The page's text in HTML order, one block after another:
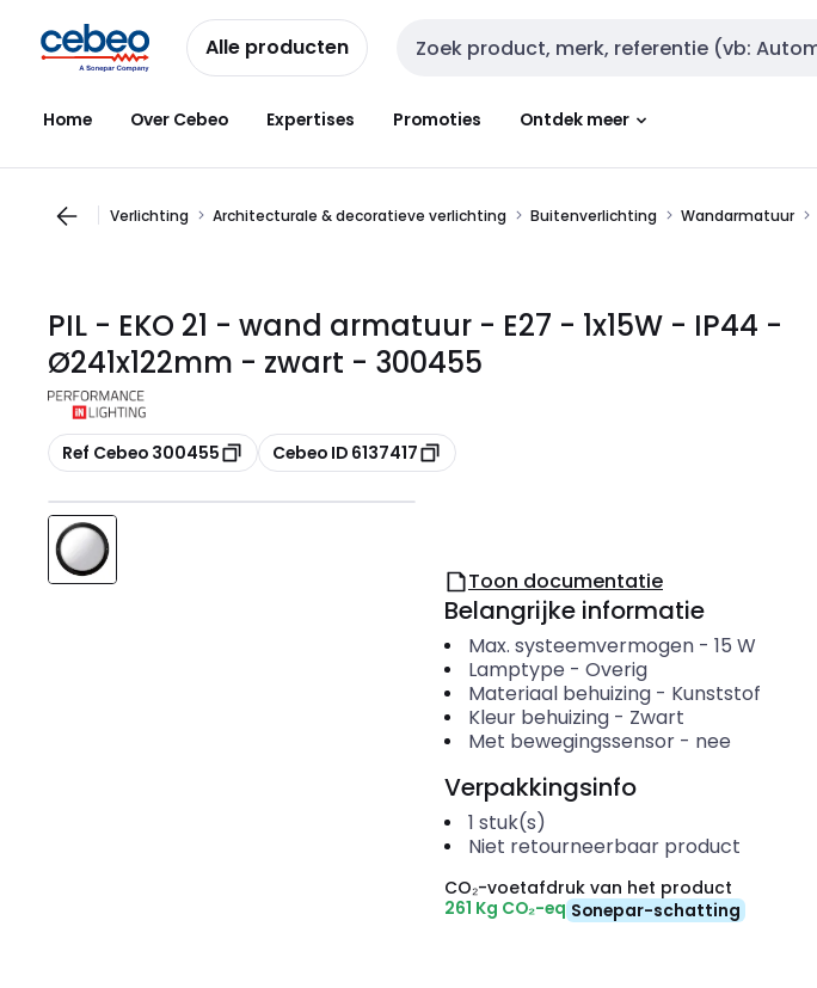
naar
navigatie
naar
inhoud
Alle producten Zoekveld invoer
Home Over Cebeo Expertises Promoties Ontdek meer
Verlichting Architecturale & decoratieve verlichting Buitenverlichting Wandarmatuur
PIL - EKO 21 - wand armatuur - E27 - 1x15W - IP44 -
Ø241x122mm - zwart - 300455
Kopiëren
Ref Cebeo 300455 Kopiëren
Cebeo ID 6137417
Toon documentatie
Belangrijke informatie
Max. systeemvermogen- 15 W
Lamptype - Overig
Materiaal behuizing- Kunststof
Kleur behuizing- Zwart
Met bewegingssensor- nee
Verpakkingsinfo
1 stuk(s)
Niet retourneerbaar product
CO₂-voetafdruk van het product
261 Kg CO₂-eq Sonepar-schatting